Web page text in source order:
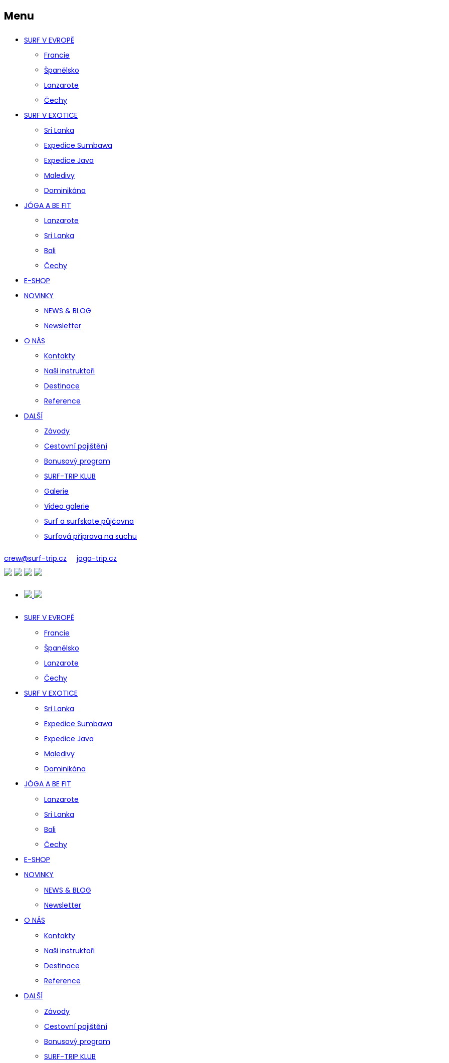
Menu
SURF V EVROPĚ
Francie
Španělsko
Lanzarote
Čechy
SURF V EXOTICE
Sri Lanka
Expedice Sumbawa
Expedice Java
Maledivy
Dominikána
JÓGA A BE FIT
Lanzarote
Sri Lanka
Bali
Čechy
E-SHOP
NOVINKY
NEWS & BLOG
Newsletter
O NÁS
Kontakty
Naši instruktoři
Destinace
Reference
DALŠÍ
Závody
Cestovní pojištění
Bonusový program
SURF-TRIP KLUB
Galerie
Video galerie
Surf a surfskate půjčovna
Surfová příprava na suchu
crew@surf-trip.cz joga-trip.cz
SURF V EVROPĚ
Francie
Španělsko
Lanzarote
Čechy
SURF V EXOTICE
Sri Lanka
Expedice Sumbawa
Expedice Java
Maledivy
Dominikána
JÓGA A BE FIT
Lanzarote
Sri Lanka
Bali
Čechy
E-SHOP
NOVINKY
NEWS & BLOG
Newsletter
O NÁS
Kontakty
Naši instruktoři
Destinace
Reference
DALŠÍ
Závody
Cestovní pojištění
Bonusový program
SURF-TRIP KLUB